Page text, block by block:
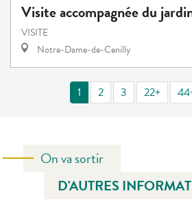
Visite accompagnée du
VISITE
Notre-Dame-de-Cenilly
1 2 3 22+
On va sortir
D'AUTRES